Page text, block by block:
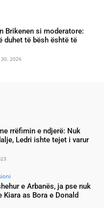
Brikenen si moderatore:
duhet të bësh është të
30, 2026
rrëfimin e ndjerë: Nuk
Ledri ishte tejet i varur
e Arbanës, ja pse nuk
Kiara as Bora e Donald